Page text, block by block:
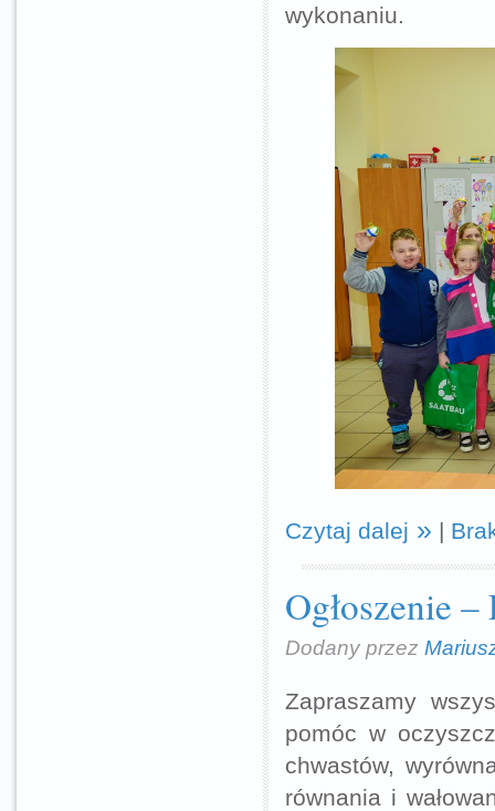
wykonaniu.
Czytaj dalej |
Ogłoszenie
Dodany przez
Zapraszamy
pomóc w
chwastów,
równania i